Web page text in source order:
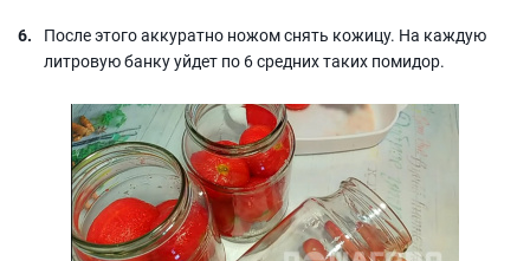
После этого аккуратно ножом снять кожицу. На каждую
литровую банку уйдет по 6 средних таких помидор.